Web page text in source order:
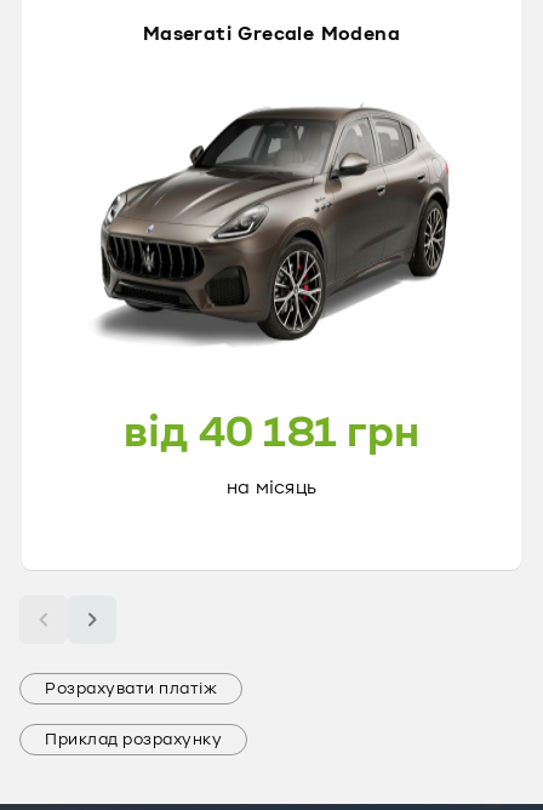
Maserati Grecale Modena
від 40 181 грн
на місяць
Розрахувати платіж
Приклад розрахунку